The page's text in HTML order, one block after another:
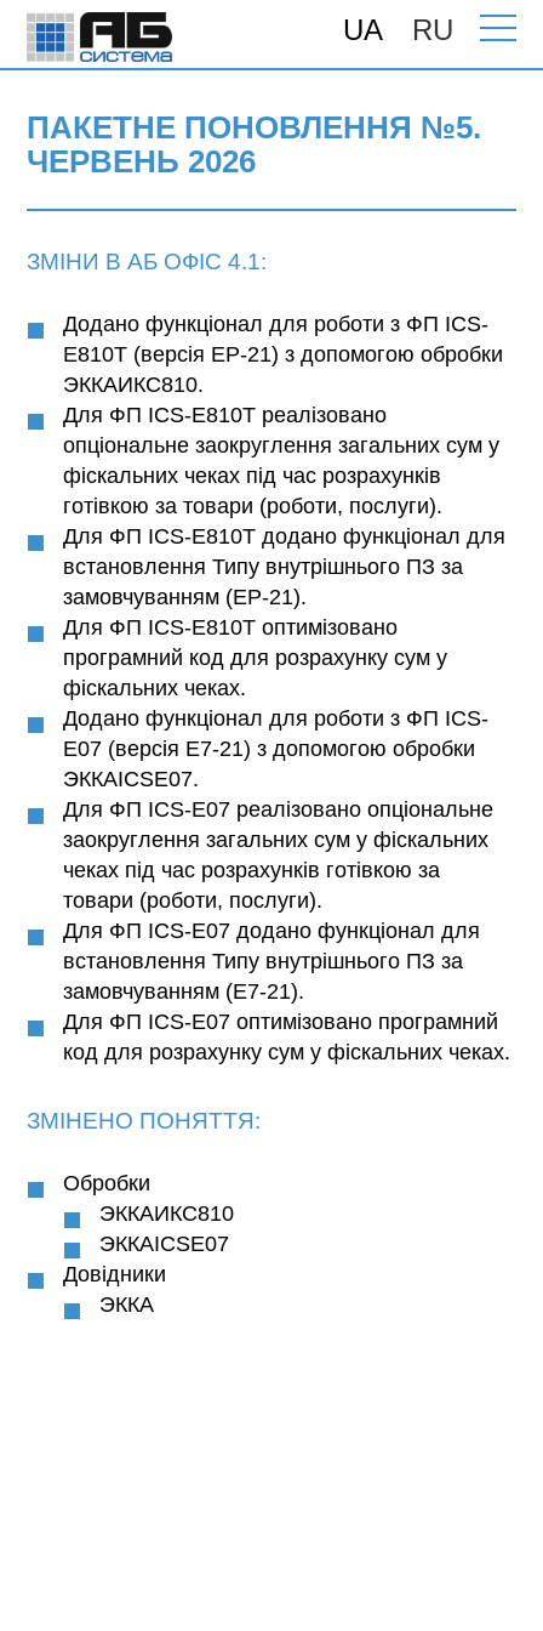
UA RU
Головна>Підтримка>Поновлення>
ПАКЕТНЕ ПОНОВЛЕННЯ №5.
ЧЕРВЕНЬ 2026
ЗМІНИ В АБ ОФІС 4.1:
Додано функціонал для роботи з ФП ICS-
E810T (версія EP-21) з допомогою обробки
ЭККАИКС810.
Для ФП ICS-E810T реалізовано
опціональне заокруглення загальних сум у
фіскальних чеках під час розрахунків
готівкою за товари (роботи, послуги).
Для ФП ICS-E810T додано функціонал для
встановлення Типу внутрішнього ПЗ за
замовчуванням (EP-21).
Для ФП ICS-E810T оптимізовано
програмний код для розрахунку сум у
фіскальних чеках.
Додано функціонал для роботи з ФП ICS-
E07 (версія E7-21) з допомогою обробки
ЭККАICSE07.
Для ФП ICS-E07 реалізовано опціональне
заокруглення загальних сум у фіскальних
чеках під час розрахунків готівкою за
товари (роботи, послуги).
Для ФП ICS-E07 додано функціонал для
встановлення Типу внутрішнього ПЗ за
замовчуванням (E7-21).
Для ФП ICS-E07 оптимізовано програмний
код для розрахунку сум у фіскальних чеках.
ЗМІНЕНО ПОНЯТТЯ:
Обробки
ЭККАИКС810
ЭККАICSE07
Довідники
ЭККА